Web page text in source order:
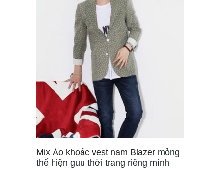
Mix Áo khoác vest nam Blazer mỏng
thể hiện guu thời trang riêng mình